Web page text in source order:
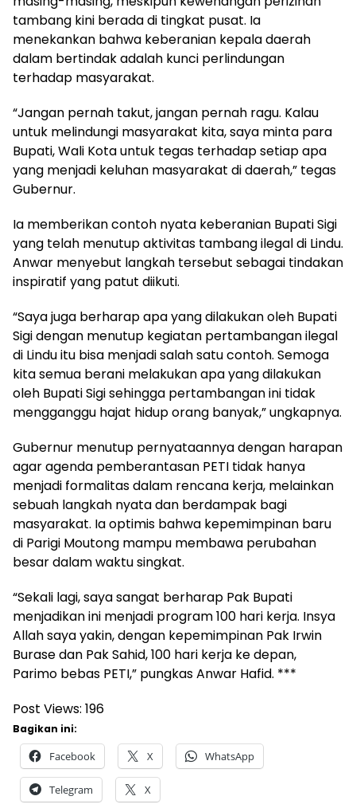
tambang kini berada di tingkat pusat. Ia
menekankan bahwa keberanian kepala daerah
dalam bertindak adalah kunci perlindungan
terhadap masyarakat.
“Jangan pernah takut, jangan pernah ragu. Kalau
untuk melindungi masyarakat kita, saya minta para
Bupati, Wali Kota untuk tegas terhadap setiap apa
yang menjadi keluhan masyarakat di daerah,” tegas
Gubernur.
Ia memberikan contoh nyata keberanian Bupati Sigi
yang telah menutup aktivitas tambang ilegal di Lindu.
Anwar menyebut langkah tersebut sebagai tindakan
inspiratif yang patut diikuti.
“Saya juga berharap apa yang dilakukan oleh Bupati
Sigi dengan menutup kegiatan pertambangan ilegal
di Lindu itu bisa menjadi salah satu contoh. Semoga
kita semua berani melakukan apa yang dilakukan
oleh Bupati Sigi sehingga pertambangan ini tidak
mengganggu hajat hidup orang banyak,” ungkapnya.
Gubernur menutup pernyataannya dengan harapan
agar agenda pemberantasan PETI tidak hanya
menjadi formalitas dalam rencana kerja, melainkan
sebuah langkah nyata dan berdampak bagi
masyarakat. Ia optimis bahwa kepemimpinan baru
di Parigi Moutong mampu membawa perubahan
besar dalam waktu singkat.
“Sekali lagi, saya sangat berharap Pak Bupati
menjadikan ini menjadi program 100 hari kerja. Insya
Allah saya yakin, dengan kepemimpinan Pak Irwin
Burase dan Pak Sahid, 100 hari kerja ke depan,
Parimo bebas PETI,” pungkas Anwar Hafid. ***
Post Views: 196
Bagikan ini:
Facebook X WhatsApp
Telegram X